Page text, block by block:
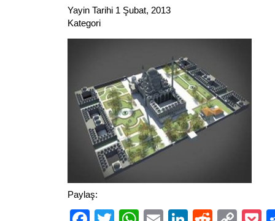
Yayin Tarihi 1 Şubat, 2013
Kategori
Paylaş: